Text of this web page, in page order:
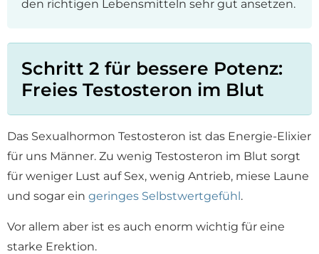
den richtigen Lebensmitteln sehr gut ansetzen.
Schritt 2 für bessere Potenz:
Freies Testosteron im Blut
Das Sexualhormon Testosteron ist das Energie-Elixier
für uns Männer. Zu wenig Testosteron im Blut sorgt
für weniger Lust auf Sex, wenig Antrieb, miese Laune
und sogar ein geringes Selbstwertgefühl.
Vor allem aber ist es auch enorm wichtig für eine
starke Erektion.